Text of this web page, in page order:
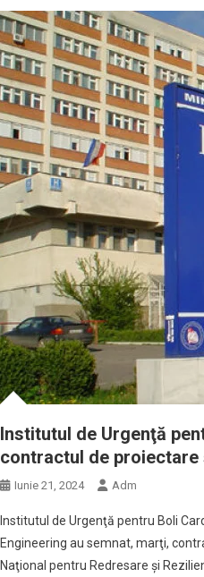
Institutul de Urgenţă
contractul de proiectare
Iunie 21, 2024 Adm
Institutul de Urgenţă pentru Boli
Engineering au semnat, marţi,
Naţional pentru Redresare şi